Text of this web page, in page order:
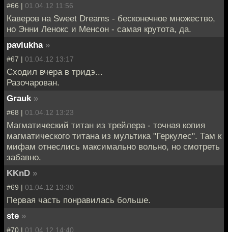
#66 | 01.04.12 11:56
Каверов на Sweet Dreams - бесконечное множество,
но Энни Ленокс и Менсон - самая крутота, да.
pavlukha »
#67 | 01.04.12 13:17
Сходил вчера в тридэ...
Разочарован.
Grauk »
#68 | 01.04.12 13:23
Магматический титан из трейлера - точная копия
магматического титана из мультика "Геркулес". Там к
мифам отнеслись максимально вольно, но смотреть
забавно.
KKnD »
#69 | 01.04.12 13:30
Первая часть понравилась больше.
ste »
#70 | 01.04.12 14:40